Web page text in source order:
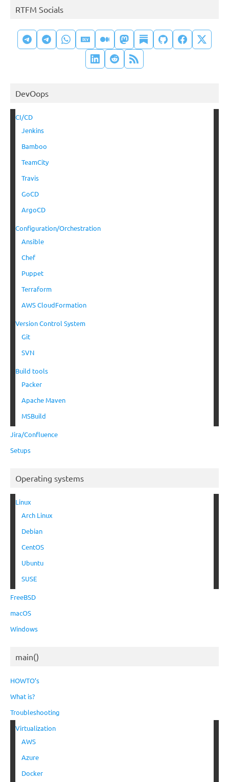
RTFM Socials
DevOops
CI/CD
Jenkins
Bamboo
TeamCity
Travis
GoCD
ArgoCD
Configuration/Orchestration
Ansible
Chef
Puppet
Terraform
AWS CloudFormation
Version Control System
Git
SVN
Build tools
Packer
Apache Maven
MSBuild
Jira/Confluence
Setups
Operating systems
Linux
Arch Linux
Debian
CentOS
Ubuntu
SUSE
FreeBSD
macOS
Windows
main()
HOWTO’s
What is?
Troubleshooting
Virtualization
AWS
Azure
Docker